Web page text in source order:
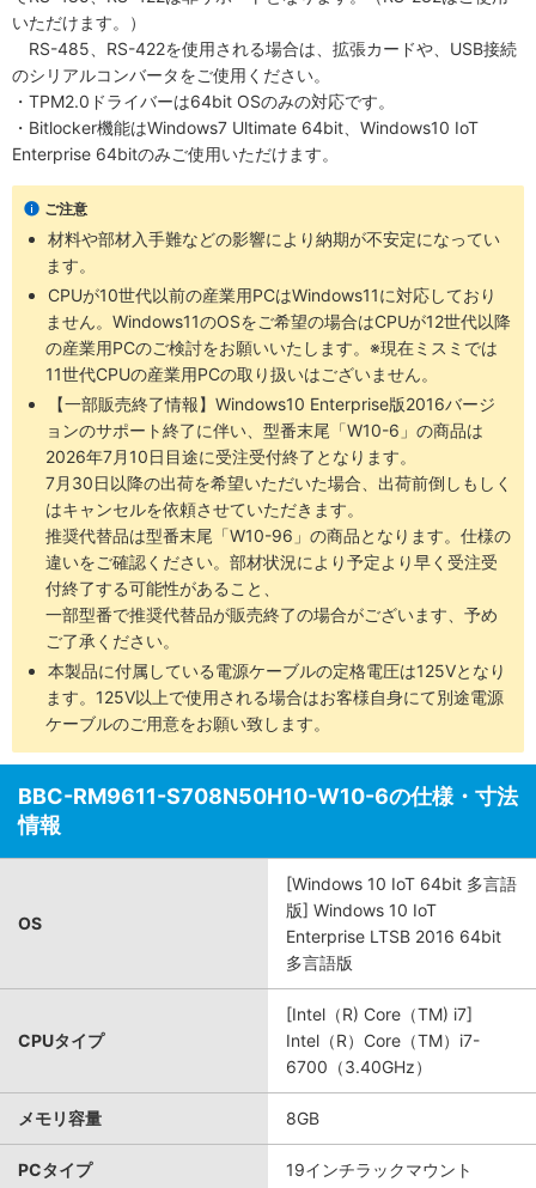
いただけます。）
RS-485、RS-422を使用される場合は、拡張カードや、USB接続
のシリアルコンバータをご使用ください。
・TPM2.0ドライバーは64bit OSのみの対応です。
・Bitlocker機能はWindows7 Ultimate 64bit、Windows10 IoT
Enterprise 64bitのみご使用いただけます。
ご注意
材料や部材入手難などの影響により納期が不安定になってい
ます。
CPUが10世代以前の産業用PCはWindows11に対応しており
ません。Windows11のOSをご希望の場合はCPUが12世代以降
の産業用PCのご検討をお願いいたします。※現在ミスミでは
11世代CPUの産業用PCの取り扱いはございません。
【一部販売終了情報】Windows10 Enterprise版2016バージ
ョンのサポート終了に伴い、型番末尾「W10-6」の商品は
2026年7月10日目途に受注受付終了となります。
7月30日以降の出荷を希望いただいた場合、出荷前倒しもしく
はキャンセルを依頼させていただきます。
推奨代替品は型番末尾「W10-96」の商品となります。仕様の
違いをご確認ください。部材状況により予定より早く受注受
付終了する可能性があること、
一部型番で推奨代替品が販売終了の場合がございます、予め
ご了承ください。
本製品に付属している電源ケーブルの定格電圧は125Vとなり
ます。125V以上で使用される場合はお客様自身にて別途電源
ケーブルのご用意をお願い致します。
BBC-RM9611-S708N50H10-W10-6の仕様・寸法
情報
OS
[Windows 10 IoT 64bit 多言語
版] Windows 10 IoT
Enterprise LTSB 2016 64bit
多言語版
CPUタイプ
[Intel（R) Core（TM) i7]
Intel（R）Core（TM）i7-
6700（3.40GHz）
メモリ容量 8GB
PCタイプ 19インチラックマウント